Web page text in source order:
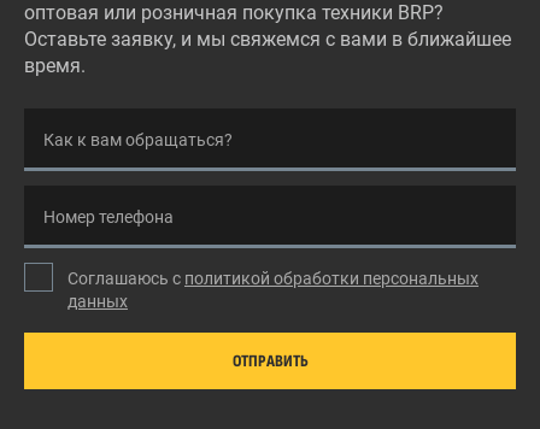
оптовая или розничная покупка техники BRP?
Оставьте заявку, и мы свяжемся с вами в ближайшее
время.
Как к вам обращаться?
Номер телефона
Соглашаюсь с политикой обработки персональных
данных
ОТПРАВИТЬ